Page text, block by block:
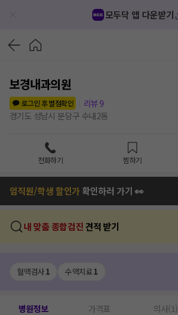
모두닥 앱 다운받기
보경내과의원
로그인 후 별점확인
리뷰 9
경기도 성남시 분당구 수내2동
전화하기 찜하기
임직원/학생 할인가확인하러 가기 👀
내 맞춤 종합검진 견적 받기
혈액검사1 수액치료1
병원정보 가격표 의사(1)